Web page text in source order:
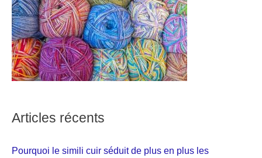
Articles récents
Pourquoi le simili cuir séduit de plus en plus les